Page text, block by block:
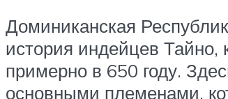
Доминиканская
история индейцев
примерно в 650 году.
основными племенами,